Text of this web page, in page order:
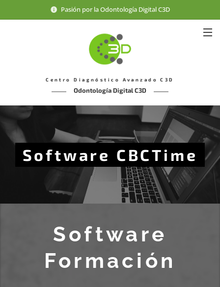
Pasión por la Odontología Digital C3D
Centro Diagnóstico Avanzado C3D
Odontología Digital C3D
Software CBCTime
Software
Formación